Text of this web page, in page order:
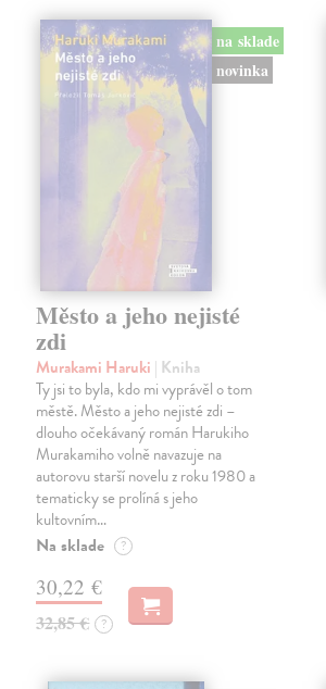
na sklade
novinka
Město a jeho nejisté
zdi
Murakami Haruki | Kniha
Ty jsi to byla, kdo mi vyprávěl o tom
městě. Město a jeho nejisté zdi –
dlouho očekávaný román Harukiho
Murakamiho volně navazuje na
autorovu starší novelu z roku 1980 a
tematicky se prolíná s jeho
kultovním…
Na sklade ?
30,22 €
32,85 € ?